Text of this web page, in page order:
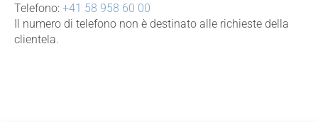
Telefono: +41 58 958 60 00
Il numero di telefono non è destinato alle richieste della
clientela.